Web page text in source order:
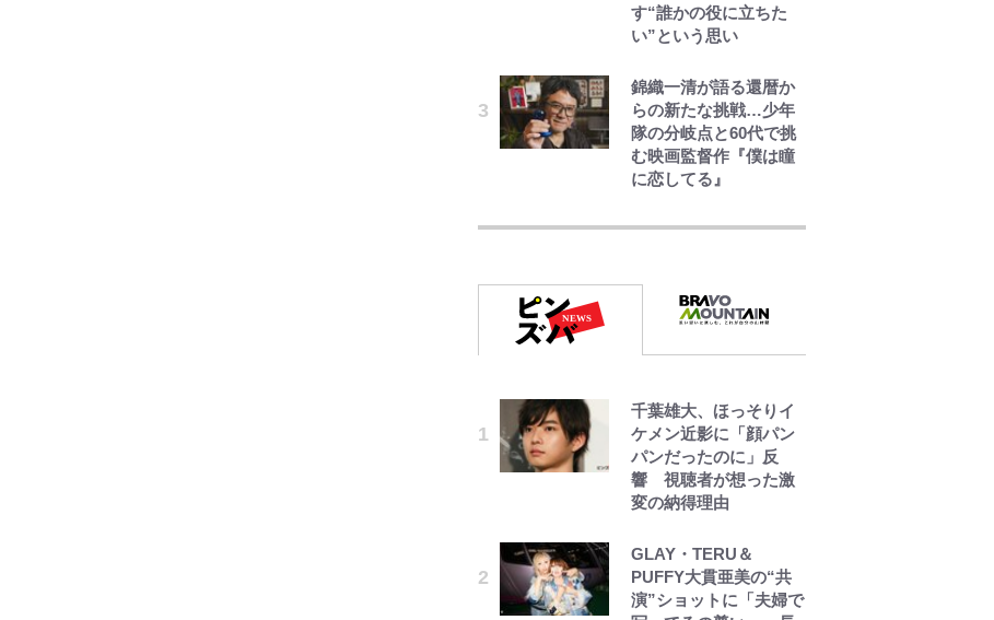
す“誰かの役に立ちた
い”という思い
錦織一清が語る還暦か
らの新たな挑戦…少年
隊の分岐点と60代で挑
む映画監督作『僕は瞳
に恋してる』
げる主力放出、柏リカ
な外国人選手は【Jリー
グ開幕｢初めての秋春
上田綺世が妻の“ワンオ
ペ騒動”に家族写真でア
ンサー！ボールも嫁の
炎上も収める“神対
応”に新婚の板倉、久
ール！
｢めーっちゃオシャじゃ
千葉雄大、ほっそりイ
ケメン近影に「顔パン
パンだったのに」反
響 視聴者が想った激
変の納得理由
GLAY・TERU＆
PUFFY大貫亜美の“共
演”ショットに「夫婦で